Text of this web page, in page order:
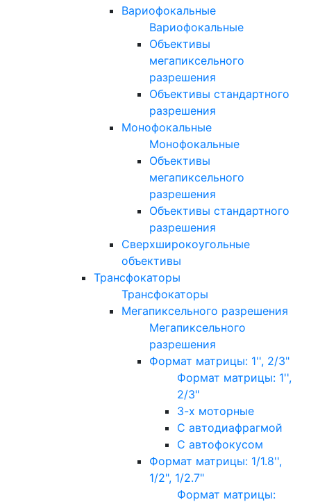
Вариофокальные
Вариофокальные
Объективы
мегапиксельного
разрешения
Объективы стандартного
разрешения
Монофокальные
Монофокальные
Объективы
мегапиксельного
разрешения
Объективы стандартного
разрешения
Сверхширокоугольные
объективы
Трансфокаторы
Трансфокаторы
Мегапиксельного разрешения
Мегапиксельного
разрешения
Формат матрицы: 1'', 2/3"
Формат матрицы: 1'',
2/3"
3-х моторные
С автодиафрагмой
С автофокусом
Формат матрицы: 1/1.8'',
1/2", 1/2.7"
Формат матрицы: